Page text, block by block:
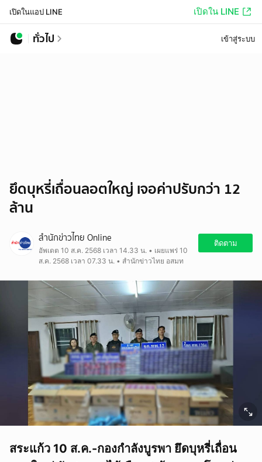
เปิดในแอป LINE เปิดใน LINE
ทั่วไป เข้าสู่ระบบ
ยึดบุหรี่เถื่อนลอตใหญ่ เจอค่าปรับกว่า 12
ล้าน
สำนักข่าวไทย Online
อัพเดต 10 ส.ค. 2568 เวลา 14.33 น. • เผยแพร่ 10
ส.ค. 2568 เวลา 07.33 น. • สำนักข่าวไทย อสมท
ติดตาม
สระแก้ว 10 ส.ค.-กองกำลังบูรพา ยึดบุหรี่เถื่อน